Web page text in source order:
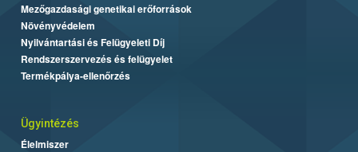
Mezőgazdasági genetikai erőforrások
Növényvédelem
Nyilvántartási és Felügyeleti Díj
Rendszerszervezés és felügyelet
Termékpálya-ellenőrzés
Ügyintézés
Élelmiszer